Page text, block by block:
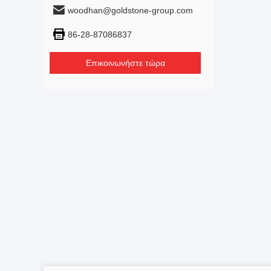
woodhan@goldstone-group.com
86-28-87086837
Επικοινωνήστε τώρα